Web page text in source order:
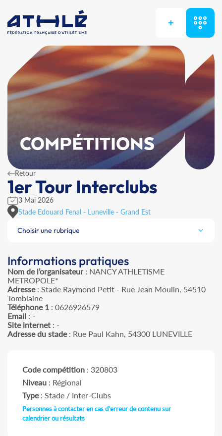
+
COMPÉTITIONS
Retour
1er Tour Interclubs
3 Mai 2026
Stade Edouard Fenal - Luneville - Grand Est
Choisir une rubrique
Informations pratiques
Nom de l’organisateur: NANCY ATHLETISME
METROPOLE*
Adresse: Stade Raymond Petit - Rue Jean Moulin, 54510
Tomblaine
Téléphone 1 : 0626926579
Email : -
Site internet : -
Adresse du stade: Rue Paul Kahn, 54300 LUNEVILLE
Code compétition : 320803
Niveau : Régional
Type: Stade / Inter-Clubs
Personnes à contacter en cas d'erreur de contenu sur
calendrier ou résultats